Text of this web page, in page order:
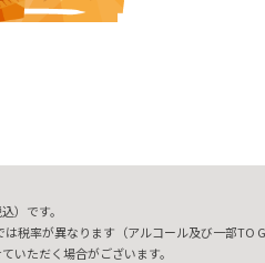
）です。
税率が異なります（アルコール及び一部TO
いただく場合がございます。